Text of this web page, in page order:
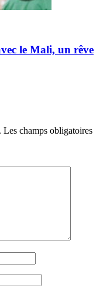
le Mali, un rêve
Les champs obligatoires